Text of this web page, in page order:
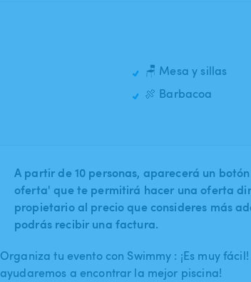
🪑 Mesa y sillas
🍖 Barbacoa
A partir de 10 personas, aparecerá un
oferta' que te permitirá hacer una oferta
propietario al precio que consideres más
podrás recibir una factura.
Organiza tu evento con Swimmy : ¡Es muy
ayudaremos a encontrar la mejor piscina!